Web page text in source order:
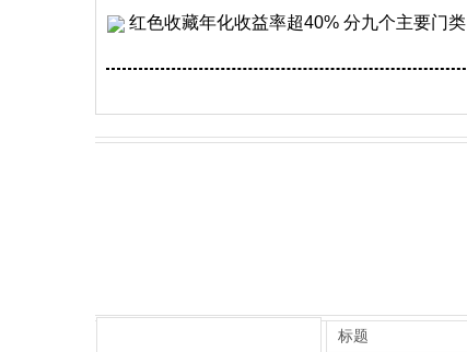
红色收藏年化收益率超40% 分九个主要门类